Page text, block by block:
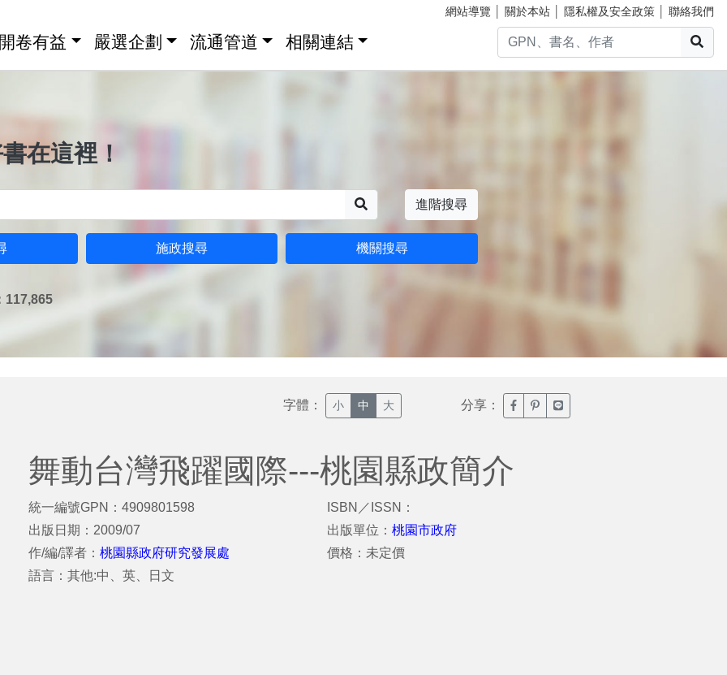
網站導覽 關於本站 隱私權及安全政策 聯絡我們
卷有益 嚴選企劃 流通管道 相關連結
在這裡！
進階搜尋
施政搜尋 機關搜尋
117,865
字體： 小 中 大 分享： 臉書分享(另開新視窗)
噗浪分享(另開新視窗)
Line分享(另開新視窗)
舞動台灣飛躍國際---桃園縣政簡介
統一編號GPN：4909801598
出版日期：2009/07
作/編/譯者： 桃園縣政府研究發展處
語言：其他:中、英、日文
ISBN／ISSN：
出版單位：桃園市政府
價格：未定價